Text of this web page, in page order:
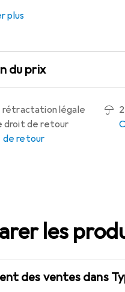
plus
du prix
rétractation légale
droit de retour
de retour
les
des ventes dans